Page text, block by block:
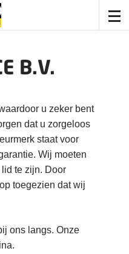
B.V.
u zeker bent
dat u zorgeloos
staat voor
Wij moeten
te zijn. Door
toegezien dat wij
ons langs. Onze